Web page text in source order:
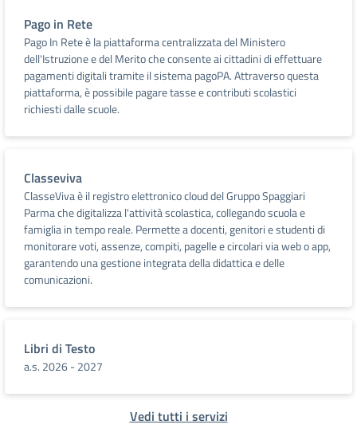
Pago in Rete
Pago In Rete è la piattaforma centralizzata del Ministero
dell'Istruzione e del Merito che consente ai cittadini di effettuare
pagamenti digitali tramite il sistema pagoPA. Attraverso questa
piattaforma, è possibile pagare tasse e contributi scolastici
richiesti dalle scuole.
Classeviva
ClasseViva è il registro elettronico cloud del Gruppo Spaggiari
Parma che digitalizza l'attività scolastica, collegando scuola e
famiglia in tempo reale. Permette a docenti, genitori e studenti di
monitorare voti, assenze, compiti, pagelle e circolari via web o app,
garantendo una gestione integrata della didattica e delle
comunicazioni.
Libri di Testo
a.s. 2026 - 2027
Vedi tutti i servizi